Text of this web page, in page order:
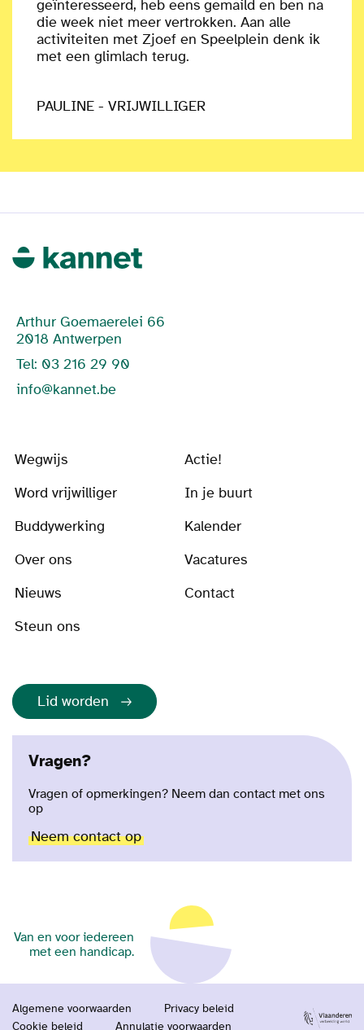
geïnteresseerd, heb eens gemaild en ben na
die week niet meer vertrokken. Aan alle
activiteiten met Zjoef en Speelplein denk ik
met een glimlach terug.
PAULINE - VRIJWILLIGER
Arthur Goemaerelei 66
2018 Antwerpen
Tel: 03 216 29 90
info@kannet.be
Wegwijs
Actie!
Word vrijwilliger
In je buurt
Buddywerking
Kalender
Over ons
Vacatures
Nieuws
Contact
Steun ons
Lid worden
Vragen?
Vragen of opmerkingen? Neem dan contact met ons
op
Neem contact op
Van en voor iedereen
met een handicap.
Algemene voorwaarden
Privacy beleid
Cookie beleid
Annulatie voorwaarden